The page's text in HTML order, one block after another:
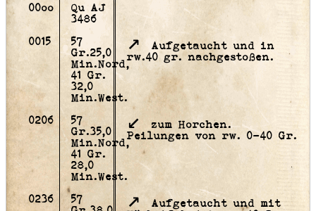
00oo
Qu AJ
3486
0015
57
Gr.25,0
Min.Nord,
41 Gr.
32,0
Min.West.
Aufgetaucht und in
rw.40 gr. nachgestoßen.
0206
57
Gr.35,0
Min.Nord,
41 Gr.
28,0
Min.West.
zum Horchen.
Peilungen von rw. 0-40 Gr.
0236
57
Aufgetaucht und mit